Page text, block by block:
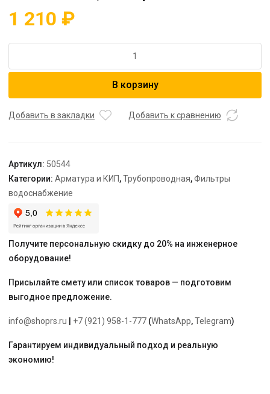
1 210 ₽
Корпус
1/2
ХВС,
Гейзер
В корзину
Добавить в закладки Добавить к сравнению
Артикул: 50544
Категории: Арматура и КИП,Трубопроводная,Фильтры
водоснабжение
Получите персональную скидку до 20% на инженерное
оборудование!
Присылайте смету или список товаров — подготовим
выгодное предложение.
info@shoprs.ru +7 (921) 958-1-777 (WhatsApp,Telegram)
Гарантируем индивидуальный подход и реальную
экономию!